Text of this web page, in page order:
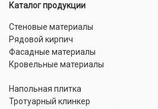
Каталог продукции
Стеновые материалы
Рядовой кирпич
Фасадные материалы
Кровельные материалы
Напольная плитка
Тротуарный клинкер